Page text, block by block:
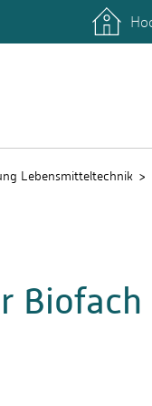
Lebensmitteltechnik